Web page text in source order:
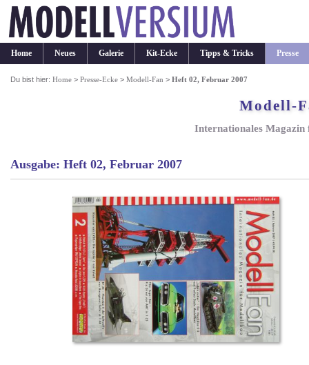
Home Neues Galerie Kit-Ecke Tipps & Tricks Presse
Du bist hier:Home >Presse-Ecke >Modell-Fan >Heft 02, Februar 2007
Modell-
Internationales Magazin
Ausgabe: Heft 02, Februar 2007